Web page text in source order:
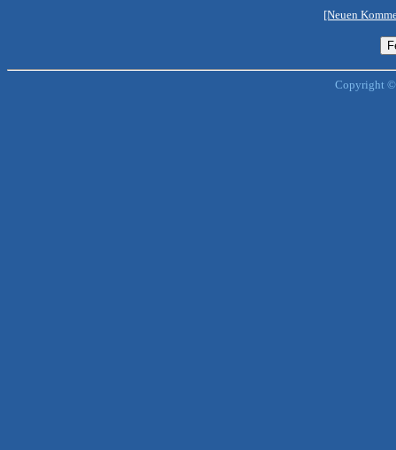
[Neuen
Copyright ©